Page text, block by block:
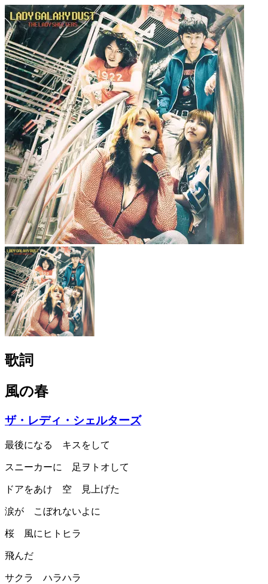
歌詞
風の春
ザ・レディ・シェルターズ
最後になる キスをして
スニーカーに 足ヲトオして
ドアをあけ 空 見上げた
涙が こぼれないよに
桜 風にヒトヒラ
飛んだ
サクラ ハラハラ